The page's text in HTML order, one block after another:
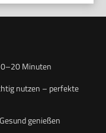
Minuten
nutzen – perfekte
genießen